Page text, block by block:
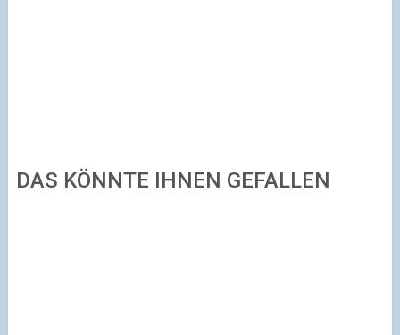
DAS KÖNNTE IHNEN GEFALLEN